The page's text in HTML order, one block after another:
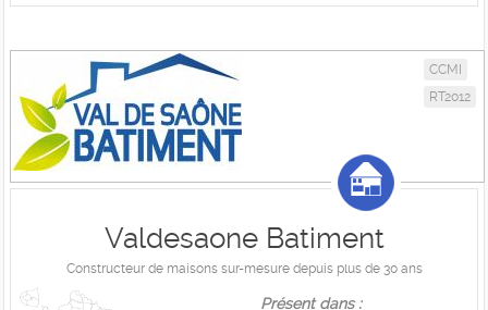
CCMI
RT2012
Valdesaone Batiment
Constructeur de maisons sur-mesure depuis plus de 30 ans
Présent dans :